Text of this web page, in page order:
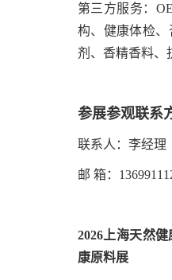
第三方服务：
构、健康体检
剂、香精香料、
参展参观联系
联系人：李经理
邮 箱：
2026上海天然
康原料展